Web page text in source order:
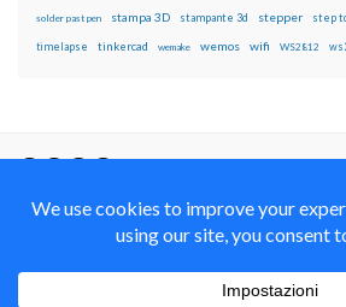
solder past pen stampa 3D stampante 3d stepper step
timelapse tinkercad wemake wemos wifi WS2812
Alike 4.0 International